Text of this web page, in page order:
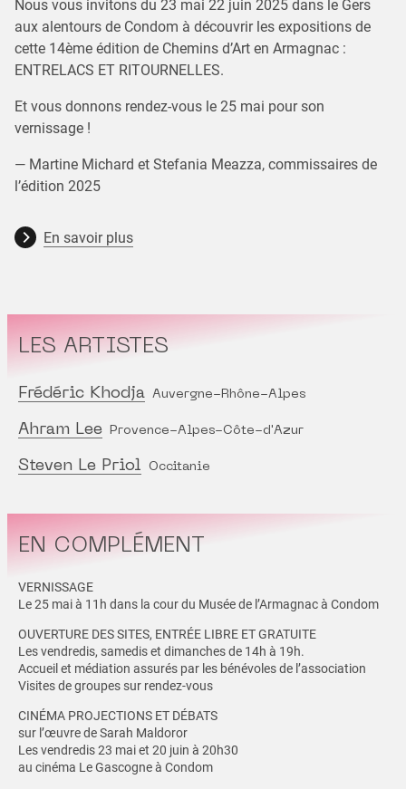
Nous vous invitons du 23 mai 22 juin 2025 dans le Gers
aux alentours de Condom à découvrir les expositions de
cette 14ème édition de Chemins d’Art en Armagnac :
ENTRELACS ET RITOURNELLES.
Et vous donnons rendez-vous le 25 mai pour son
vernissage !
— Martine Michard et Stefania Meazza, commissaires de
l’édition 2025
En savoir plus
LES ARTISTES
Frédéric Khodja Auvergne-Rhône-Alpes
Ahram Lee Provence-Alpes-Côte-d'Azur
Steven Le Priol Occitanie
EN COMPLÉMENT
VERNISSAGE
Le 25 mai à 11h dans la cour du Musée de l’Armagnac à Condom
OUVERTURE DES SITES, ENTRÉE LIBRE ET GRATUITE
Les vendredis, samedis et dimanches de 14h à 19h.
Accueil et médiation assurés par les bénévoles de l’association
Visites de groupes sur rendez-vous
CINÉMA PROJECTIONS ET DÉBATS
sur l’œuvre de Sarah Maldoror
Les vendredis 23 mai et 20 juin à 20h30
au cinéma Le Gascogne à Condom